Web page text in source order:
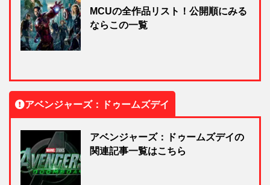
MCUの全作品リスト！公開順にみる
ならこの一覧
アベンジャーズ：ドゥームズデイ
アベンジャーズ：ドゥームズデイの
関連記事一覧はこちら